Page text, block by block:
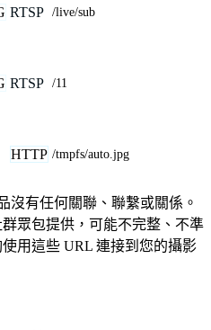
RTSP /live/sub
RTSP /11
HTTP /tmpfs/auto.jpg
沒有任何關聯、聯繫或關係。
眾包提供，可能不完整、不準
用這些 URL 連接到您的攝影